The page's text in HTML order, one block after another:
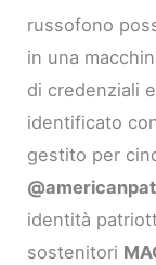
russofono
in una
di credenziali
identificato
gestito per
identità
sostenitori